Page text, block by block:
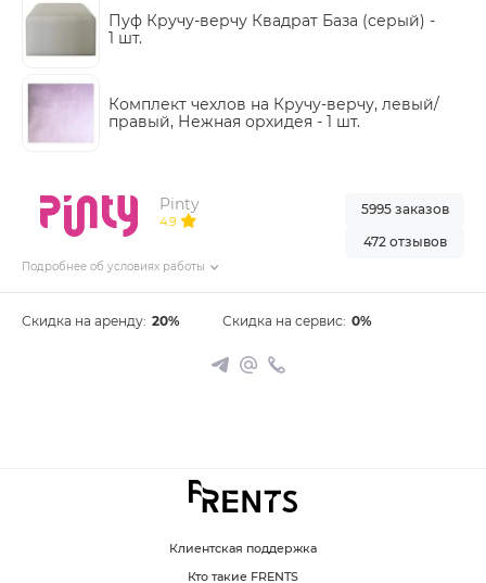
Пуф Кручу-верчу Квадрат База (серый) -
1 шт.
Комплект чехлов на Кручу-верчу, левый/
правый, Нежная орхидея - 1 шт.
Pinty
4.9
Подробнее об условиях работы
5995 заказов
472 отзывов
Скидка на аренду: 20% Скидка на сервис: 0%
Клиентская поддержка
Кто такие FRENTS